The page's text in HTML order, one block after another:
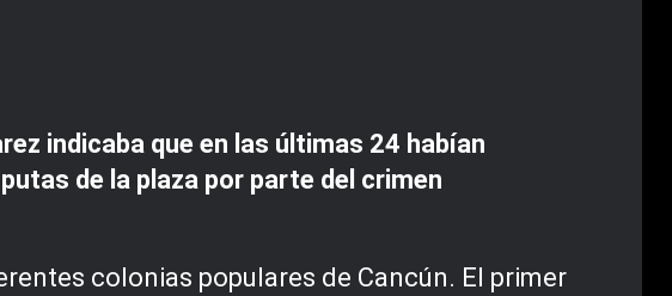
indicaba que en las últimas 24 habían
de la plaza por parte del crimen
colonias populares de Cancún. El primer